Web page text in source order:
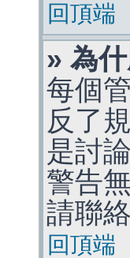
回頂端
» 為
每個
反了
是討
警告
請聯
回頂端